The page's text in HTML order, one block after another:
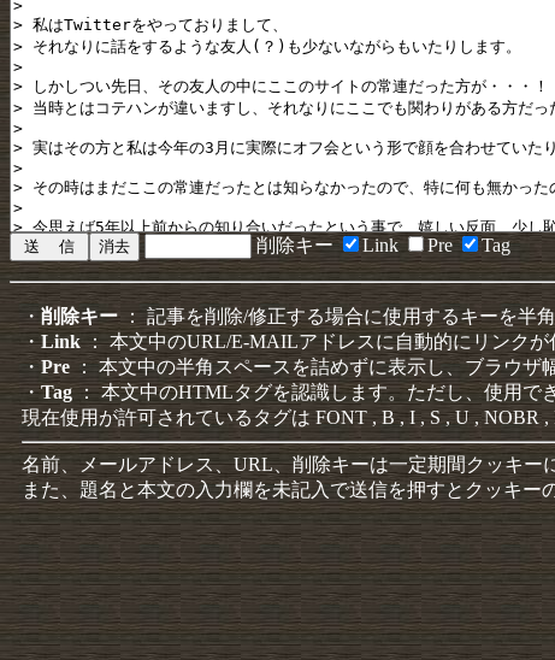
削除キー Link Pre Tag
・ 削除キー： 記事を削除/修正する場合に使用するキーを半
・Link： 本文中のURL/E-MAILアドレスに自動的にリンクが
・Pre ： 本文中の半角スペースを詰めずに表示し、ブラウザ
・Tag： 本文中のHTMLタグを認識します。ただし、使用で
現在使用が許可されているタグは FONT , B , I , S , U , NOBR
名前、メールアドレス、URL、削除キーは一定期間クッキー
また、題名と本文の入力欄を未記入で送信を押すとクッキ